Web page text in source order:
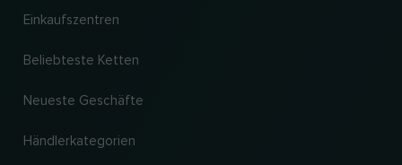
Einkaufszentren
Beliebteste Ketten
Neueste Geschäfte
Händlerkategorien